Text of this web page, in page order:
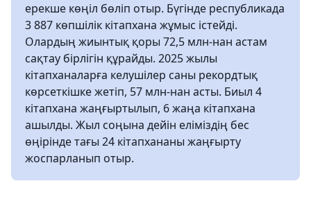
ерекше көңіл бөліп отыр. Бүгінде республикада
3 887 көпшілік кітапхана жұмыс істейді.
Олардың жиынтық қоры 72,5 млн-нан астам
сақтау бірлігін құрайды. 2025 жылы
кітапханаларға келушілер саны рекордтық
көрсеткішке жетіп, 57 млн-нан асты. Биыл 4
кітапхана жаңғыртылып, 6 жаңа кітапхана
ашылды. Жыл соңына дейін еліміздің бес
өңірінде тағы 24 кітапхананы жаңғырту
жоспарланып отыр.